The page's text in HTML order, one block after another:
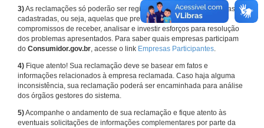
3)As reclamações só poderão ser registradas em face de empresas
cadastradas, ou seja, aquelas que previamente assumiram
compromissos de receber, analisar e investir esforços para resolução
dos problemas apresentados. Para saber quais empresas participam
do Consumidor.gov.br, acesse o link Empresas Participantes.
4) Fique atento! Sua reclamação deve se basear em fatos e
informações relacionados à empresa reclamada. Caso haja alguma
inconsistência, sua reclamação poderá ser encaminhada para análise
dos órgãos gestores do sistema.
5)Acompanhe o andamento de sua reclamação e fique atento às
eventuais solicitações de informações complementares por parte da